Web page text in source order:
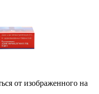
от изображенного на